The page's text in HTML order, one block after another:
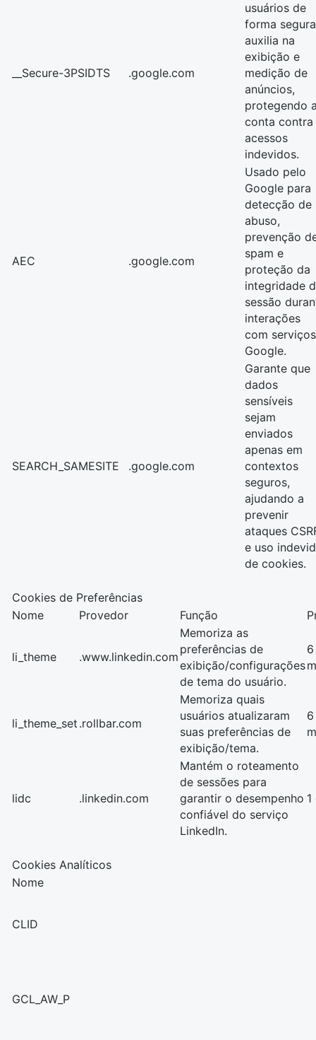
__Secure-3PSIDTS .google.com
usuários de
forma
auxilia na
exibição e
medição de
anúncios,
protegendo
conta contra
acessos
indevidos.
AEC .google.com
Usado pelo
Google para
detecção de
abuso,
prevenção
spam e
proteção da
integridade
sessão
interações
com serviços
Google.
SEARCH_SAMESITE .google.com
Garante que
dados
sensíveis
sejam
enviados
apenas em
contextos
seguros,
ajudando a
prevenir
ataques
e uso
de cookies.
Cookies de Preferências
Nome
Provedor Função
li_theme .www.linkedin.com
Memoriza as
preferências de
exibição/configurações
de tema do usuário.
6
li_theme_set .rollbar.com
Memoriza quais
usuários atualizaram
suas preferências de
exibição/tema.
6
lidc .linkedin.com
Mantém o roteamento
de sessões para
garantir o desempenho
confiável do serviço
LinkedIn.
1
Cookies Analíticos
Nome
CLID
GCL_AW_P